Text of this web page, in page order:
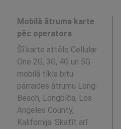
Mobilā ātruma karte
pēc operatora
Šī karte attēlo Cellular
One 2G, 3G, 4G un 5G
mobilā tīkla bitu
pārraides ātrumu Long-
Beach, Longbīča, Los
Angeles County,
Kalifornija. Skatīt arī :